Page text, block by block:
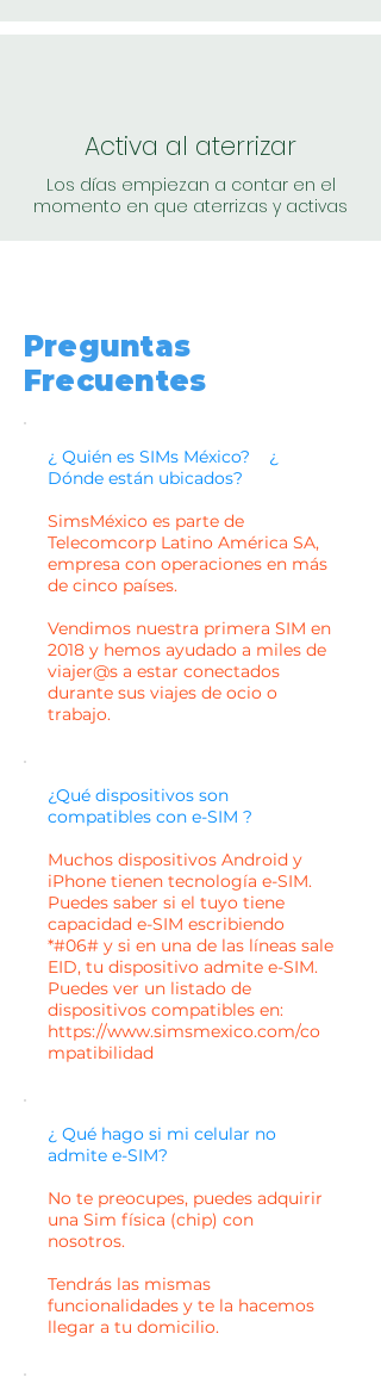
Activa al aterrizar
Los días empiezan a contar en el
momento en que aterrizas y activas
Preguntas
Frecuentes
¿ Quién es SIMs México? ¿
Dónde están ubicados?
SimsMéxico es parte de
Telecomcorp Latino América SA,
empresa con operaciones en más
de cinco países.
Vendimos nuestra primera SIM en
2018 y hemos ayudado a miles de
viajer@s a estar conectados
durante sus viajes de ocio o
trabajo.
¿Qué dispositivos son
compatibles con e-SIM ?
Muchos dispositivos Android y
iPhone tienen tecnología e-SIM.
Puedes saber si el tuyo tiene
capacidad e-SIM escribiendo
*#06# y si en una de las líneas sale
EID, tu dispositivo admite e-SIM.
Puedes ver un listado de
dispositivos compatibles en:
https://www.simsmexico.com/co
mpatibilidad
¿ Qué hago si mi celular no
admite e-SIM?
No te preocupes, puedes adquirir
una Sim física (chip) con
nosotros.
Tendrás las mismas
funcionalidades y te la hacemos
llegar a tu domicilio.